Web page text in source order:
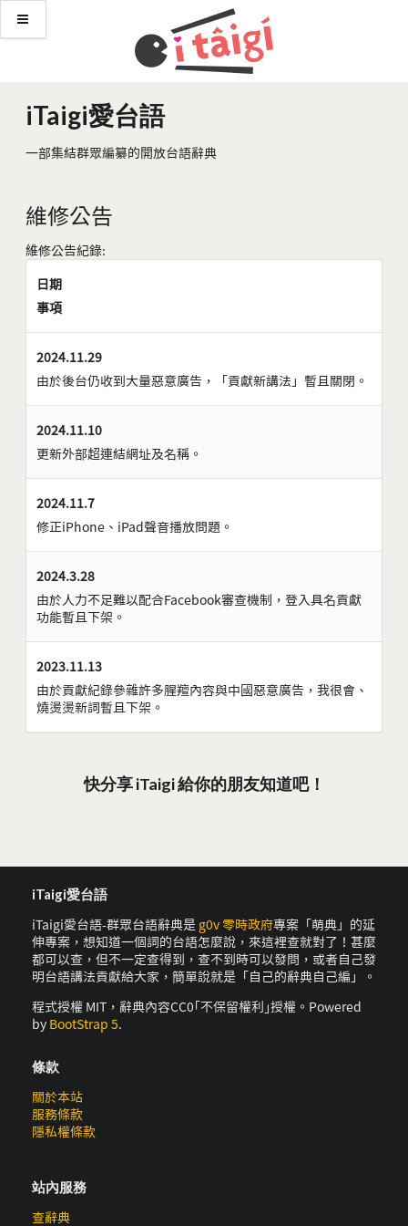
iTaigi愛台語
一部集結群眾編纂的開放台語辭典
維修公告
維修公告紀錄:
日期
事項
2024.11.29
由於後台仍收到大量惡意廣告，「貢獻新講法」暫且關閉。
2024.11.10
更新外部超連結網址及名稱。
2024.11.7
修正iPhone、iPad聲音播放問題。
2024.3.28
由於人力不足難以配合Facebook審查機制，登入具名貢獻
功能暫且下架。
2023.11.13
由於貢獻紀錄參雜許多腥羶內容與中國惡意廣告，我很會、
燒燙燙新詞暫且下架。
快分享 iTaigi 給你的朋友知道吧！
iTaigi愛台語
iTaigi愛台語-群眾台語辭典是 g0v 零時政府專案「萌典」的延
伸專案，想知道一個詞的台語怎麼說，來這裡查就對了！甚麼
都可以查，但不一定查得到，查不到時可以發問，或者自己發
明台語講法貢獻給大家，簡單說就是「自己的辭典自己編」。
程式授權 MIT，辭典內容CC0｢不保留權利｣授權。Powered
by BootStrap 5.
條款
關於本站
服務條款
隱私權條款
站內服務
查辭典